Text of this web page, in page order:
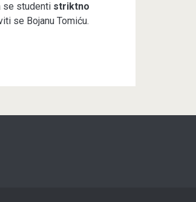
se studenti striktno
se Bojanu Tomiću.